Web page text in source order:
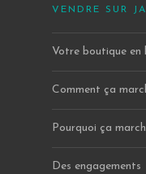
VENDRE SUR
Votre boutique en
Comment ça
Pourquoi ça
Des engagements